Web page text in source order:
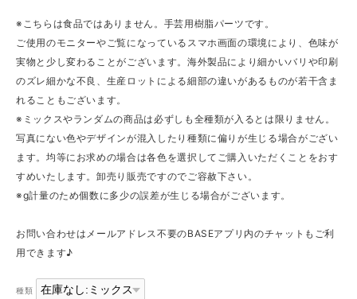
※こちらは食品ではありません。手芸用樹脂パーツです。
ご使用のモニターやご覧になっているスマホ画面の環境により、色味が
実物と少し変わることがございます。海外製品により細かいバリや印刷
のズレ細かな不良、生産ロットによる細部の違いがあるものが若干含ま
れることもございます。
※ミックスやランダムの商品は必ずしも全種類が入るとは限りません。
写真にない色やデザインが混入したり種類に偏りが生じる場合がござい
ます。均等にお求めの場合は各色を選択してご購入いただくことをおす
すめいたします。卸売り販売ですのでご容赦下さい。
※g計量のため個数に多少の誤差が生じる場合がございます。
お問い合わせはメールアドレス不要のBASEアプリ内のチャットもご利
用できます♪
種類